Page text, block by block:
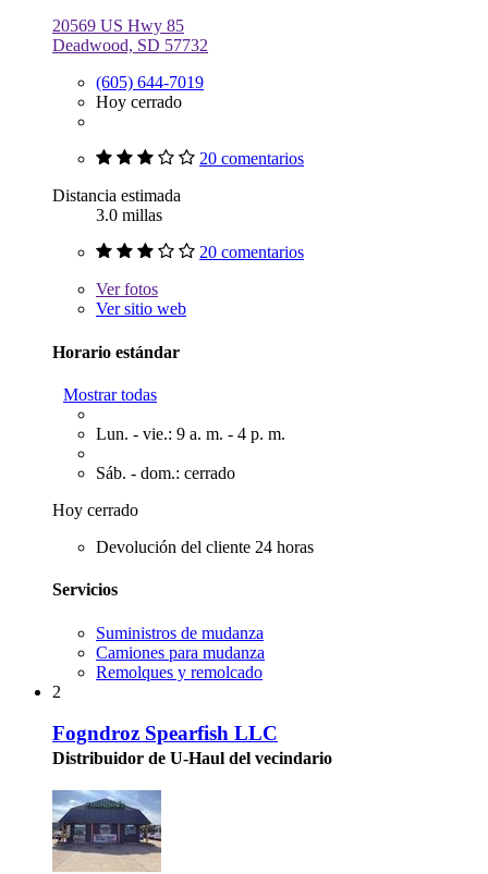
20569 US Hwy 85
Deadwood, SD 57732
(605) 644-7019
Hoy cerrado
20 comentarios
Distancia estimada
3.0 millas
20 comentarios
Verfotos
Ver sitio web
Horario estándar
Mostrar todas
Lun. - vie.: 9 a. m. - 4 p. m.
Sáb. - dom.: cerrado
Hoy cerrado
Devolución del cliente 24 horas
Servicios
Suministros de mudanza
Camiones para mudanza
Remolques y remolcado
2
Fogndroz Spearfish LLC
Distribuidor de U-Haul del vecindario